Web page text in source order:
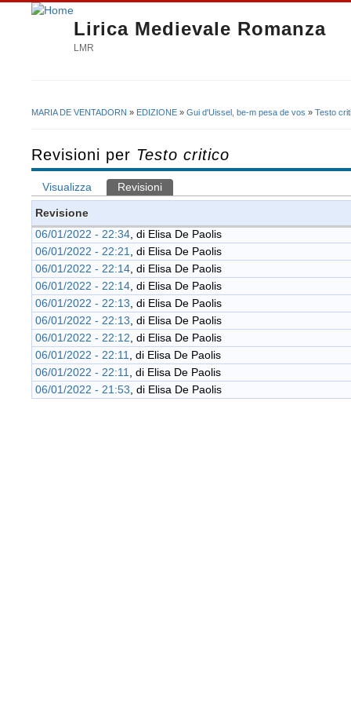
Lirica Medievale Romanza
LMR
MARIA DE VENTADORN » EDIZIONE » Gui d'Uissel, be-m pesa de vos » Testo
Revisioni per Testo critico
Schede primarie
Visualizza Revisioni
Revisione
06/01/2022 - 22:34 , di Elisa De Paolis
06/01/2022 - 22:21
, di Elisa De Paolis
06/01/2022 - 22:14 , di Elisa De Paolis
06/01/2022 - 22:14 , di Elisa De Paolis
06/01/2022 - 22:13 , di Elisa De Paolis
06/01/2022 - 22:13 , di Elisa De Paolis
06/01/2022 - 22:12 , di Elisa De Paolis
06/01/2022 - 22:11
, di Elisa De Paolis
06/01/2022 - 22:11
, di Elisa De Paolis
06/01/2022 - 21:53 , di Elisa De Paolis